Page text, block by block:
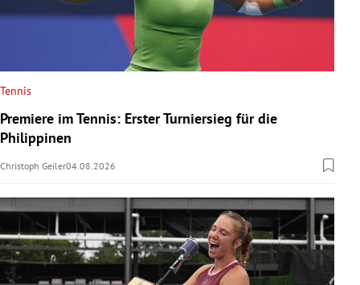
Tennis
Premiere im Tennis: Erster Turniersieg für die
Philippinen
Christoph Geiler04.08.2026